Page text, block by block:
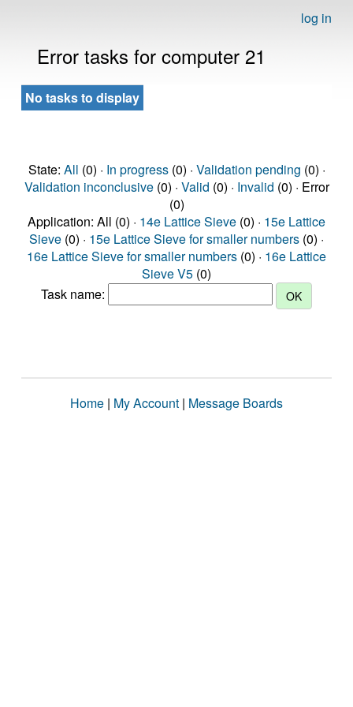
log in
Error tasks for computer 21
No tasks to display
State: All (0) · In progress(0) · Validation pending (0) ·
Validation inconclusive(0) · Valid (0) · Invalid (0) · Error
(0)
Application: All (0) · 14e Lattice Sieve (0) · 15e Lattice
Sieve (0) · 15e Lattice Sieve for smaller numbers (0) ·
16e Lattice Sieve for smaller numbers (0) · 16e Lattice
Sieve V5 (0)
Task name:
Home | My Account | Message Boards